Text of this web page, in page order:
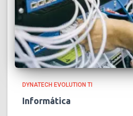
DYNATECH EVOLUTION TI
Informática